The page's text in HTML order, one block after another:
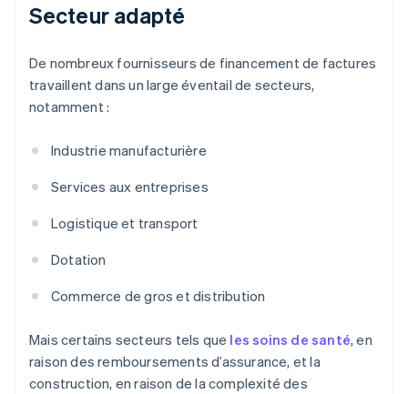
Secteur adapté
De nombreux fournisseurs de financement de factures
travaillent dans un large éventail de secteurs,
notamment :
Industrie manufacturière
Services aux entreprises
Logistique et transport
Dotation
Commerce de gros et distribution
Mais certains secteurs tels que les soins de santé, en
raison des remboursements d’assurance, et la
construction, en raison de la complexité des